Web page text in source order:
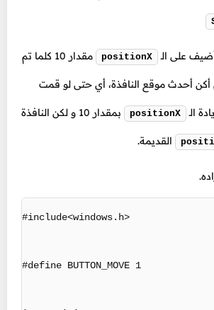
على الـ positionX مقدار 10 كلما تم
أكن أحدث موقع النافذة، أي حتى لو قمت
الـ positionX بمقدار 10 و لكن النافذة
القديمة.
#include<windows.h>
#define BUTTON_MOVE 1